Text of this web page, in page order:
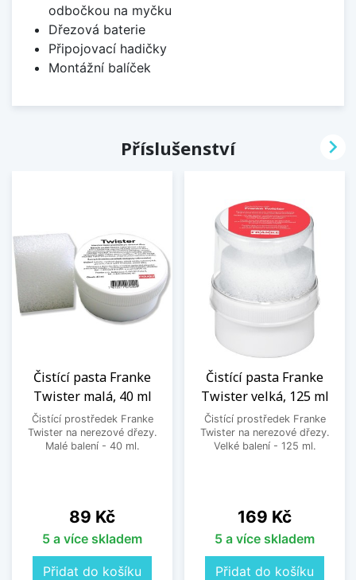
odbočkou na myčku
Dřezová baterie
Připojovací hadičky
Montážní balíček
Příslušenství
Čistící pasta Franke
Twister malá, 40 ml
Čistící prostředek Franke
Twister na nerezové dřezy.
Malé balení - 40 ml.
Cena
89 Kč
5 a více skladem
Přidat do košíku
Čistící pasta Franke
Twister velká, 125 ml
Čistící prostředek Franke
Twister na nerezové dřezy.
Velké balení - 125 ml.
Cena
169 Kč
5 a více skladem
Přidat do košíku
